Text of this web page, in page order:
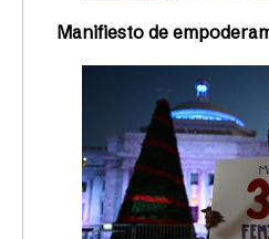
Manifiesto de